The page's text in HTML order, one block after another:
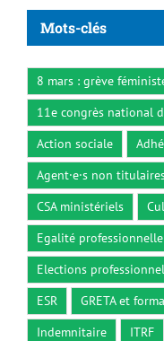
Mots-clés
8 mars : grève
11e congrès national
Action sociale
Agent·e·s non
CSA ministériels
Egalité professionnelle
Elections
ESR
GRETA et
Indemnitaire
ITRF